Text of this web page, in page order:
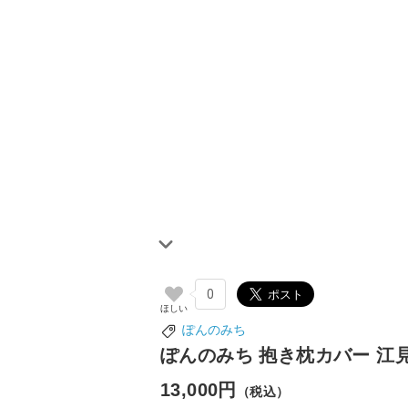
0
ぽんのみち
ぽんのみち 抱き枕カバー 江
13,000円
（税込）